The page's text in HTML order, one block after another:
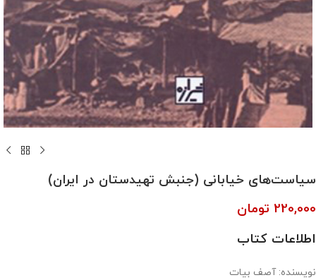
سیاست‌های خیابانی (جنبش تهیدستان در ایران)
220,000 تومان
اطلاعات کتاب
نویسنده: آصف بيات